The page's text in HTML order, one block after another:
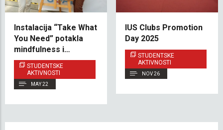
Instalacija “Take What
You Need” potakla
mindfulness i
emocionalnu podršku
na IUS-u
STUDENTSKE
AKTIVNOSTI
MAY 22
IUS Clubs Promotion
Day 2025
STUDENTSKE
AKTIVNOSTI
NOV 26